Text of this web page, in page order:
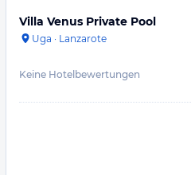
Villa Venus Private Pool
Uga · Lanzarote
Keine Hotelbewertungen